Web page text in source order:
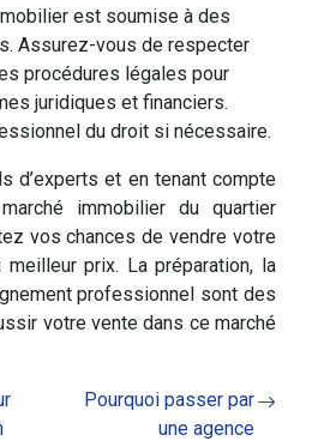
est soumise à des
Assurez-vous de respecter
procédures légales pour
juridiques et financiers.
du droit si nécessaire.
d’experts et en tenant compte
immobilier du quartier
vos chances de vendre votre
prix. La préparation, la
professionnel sont des
votre vente dans ce marché
Pourquoi passer par
une agence